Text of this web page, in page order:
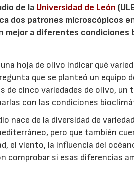
de la Universidad de León
dos patrones microscópicos
mejor a diferentes condiciones
una hoja de olivo indicar qué
que se planteó un equipo
de cinco variedades de olivo,
con las condiciones
nace de la diversidad de
pero que también
el viento, la influencia del
comprobar si esas diferencias